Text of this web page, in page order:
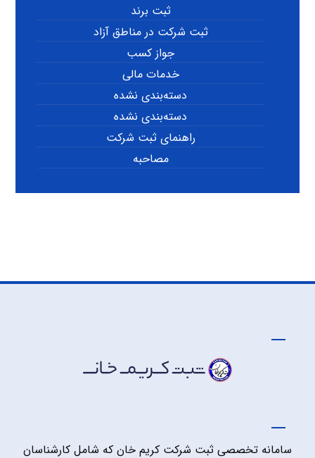
ثبت برند
ثبت شرکت در مناطق آزاد
جواز کسب
خدمات مالی
دسته‌بندی نشده
دسته‌بندی نشده
راهنمای ثبت شرکت
مصاحبه
سامانه تخصصی ثبت شرکت کریم خان که شامل کارشناسان